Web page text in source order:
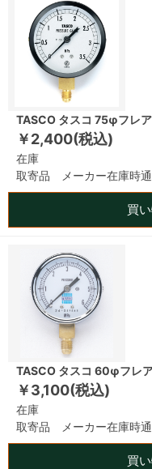
TASCO タスコ 75φフレ
￥2,400(税込)
在庫
取寄品 メーカー在庫時
買
TASCO タスコ 60φフレ
￥3,100(税込)
在庫
取寄品 メーカー在庫時
買